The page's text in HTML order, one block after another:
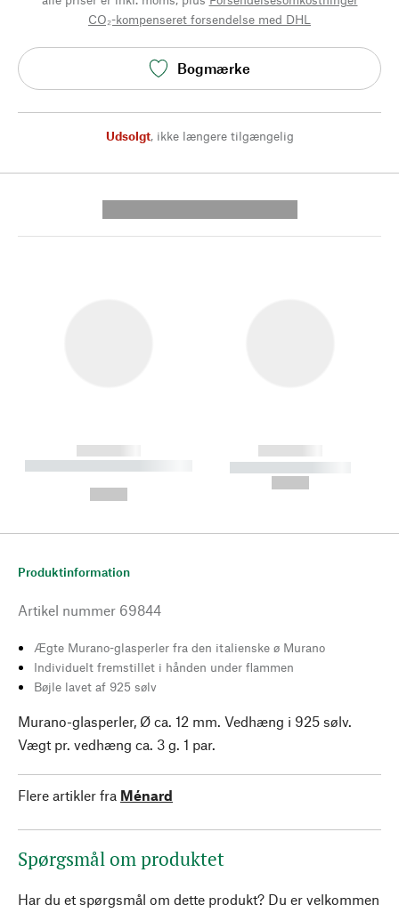
CO₂-kompenseret forsendelse med DHL
Bogmærke
Udsolgt, ikke længere tilgængelig
------------
----------- ----------- --------
------------
----------- -----------
Produktinformation
Artikel nummer 69844
Ægte Murano-glasperler fra den italienske ø Murano
Individuelt fremstillet i hånden under flammen
Bøjle lavet af 925 sølv
Murano-glasperler, Ø ca. 12 mm. Vedhæng i 925 sølv.
Vægt pr. vedhæng ca. 3 g. 1 par.
Flere artikler fra Ménard
Spørgsmål om produktet
Har du et spørgsmål om dette produkt? Du er velkommen